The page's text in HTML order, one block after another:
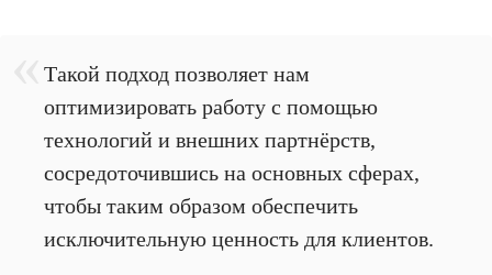
Такой подход позволяет нам
оптимизировать работу с помощью
технологий и внешних партнёрств,
сосредоточившись на основных сферах,
чтобы таким образом обеспечить
исключительную ценность для клиентов.